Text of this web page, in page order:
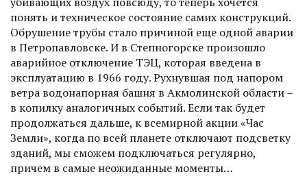
понять и техническое состояние самих конструкций.
Обрушение трубы стало причиной еще одной аварии
в Петропавловске. И в Степногорске произошло
аварийное отключение ТЭЦ, которая введена в
эксплуатацию в 1966 году. Рухнувшая под напором
ветра водонапорная башня в Акмолинской области –
в копилку аналогичных событий. Если так будет
продолжаться дальше, к всемирной акции «Час
Земли», когда по всей планете отключают подсветку
зданий, мы сможем подключаться регулярно,
причем в самые неожиданные моменты…